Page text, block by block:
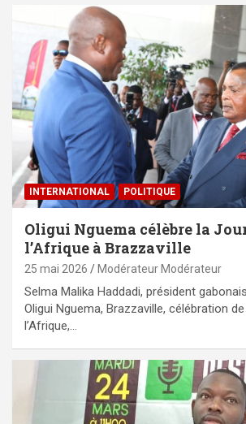
INTERNATIONAL POLITIQUE
Oligui Nguema célèbre la
l’Afrique à Brazzaville
25 mai 2026 Modérateur Modérateur
Selma Malika Haddadi, président
Oligui Nguema, Brazzaville, célébration
l’Afrique,…